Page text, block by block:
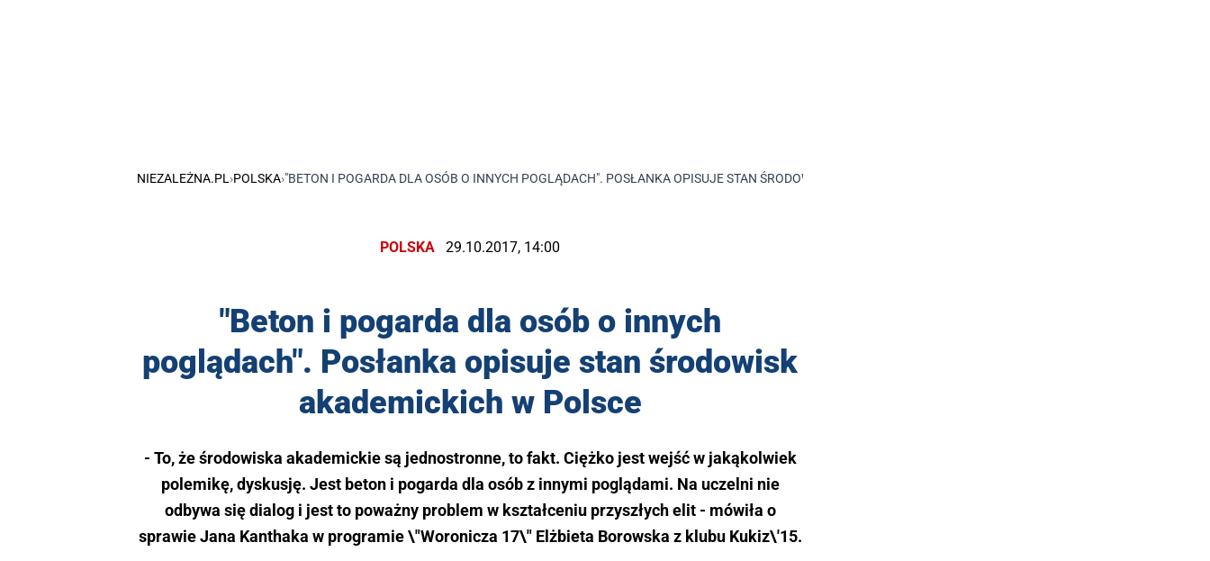
NIEZALEŻNA.PL ›POLSKA›"BETON I POGARDA DLA OSÓB O INNYCH POGLĄDACH". POSŁANKA OPISUJE STAN ŚRODOWISK AKADEMICKICH W POLSCE
POLSKA 29.10.2017, 14:00
"Beton i pogarda dla osób o innych
poglądach". Posłanka opisuje stan środowisk
akademickich w Polsce
- To, że środowiska akademickie są jednostronne, to fakt. Ciężko jest wejść w jakąkolwiek
polemikę, dyskusję. Jest beton i pogarda dla osób z innymi poglądami. Na uczelni nie
odbywa się dialog i jest to poważny problem w kształceniu przyszłych elit - mówiła o
sprawie Jana Kanthaka w programie \"Woronicza 17\" Elżbieta Borowska z klubu Kukiz\'15.